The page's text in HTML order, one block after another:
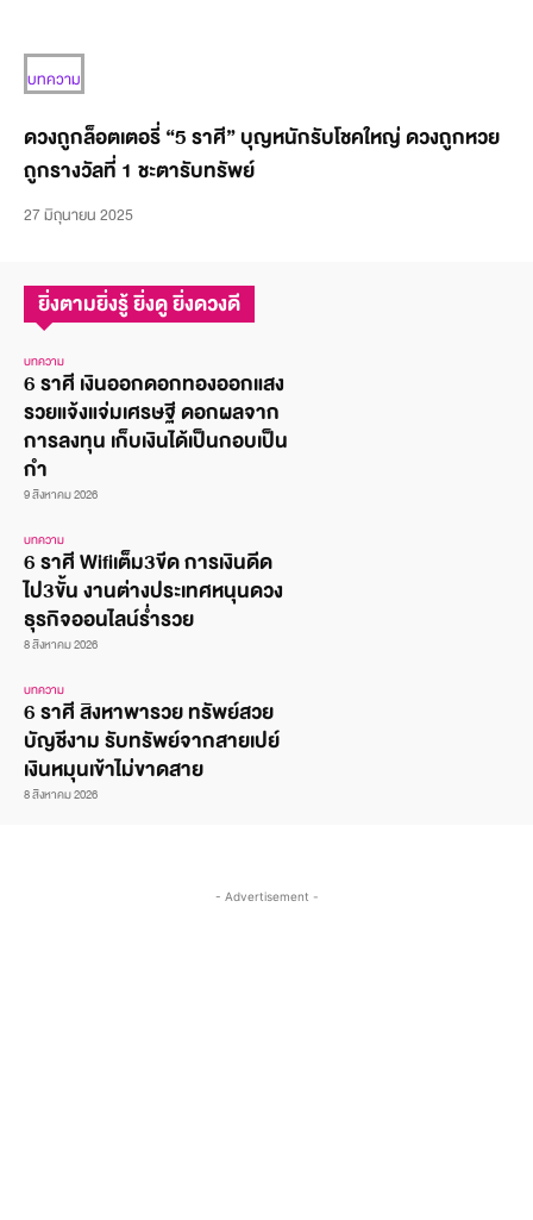
บทความ
ดวงถูกล็อตเตอรี่ “5 ราศี” บุญหนักรับโชคใหญ่ ดวงถูกหวย
ถูกรางวัลที่ 1 ชะตารับทรัพย์
27 มิถุนายน 2025
ยิ่งตามยิ่งรู้ ยิ่งดู ยิ่งดวงดี
บทความ
6 ราศี เงินออกดอกทองออกแสง
รวยแจ้งแจ่มเศรษฐี ดอกผลจาก
การลงทุน เก็บเงินได้เป็นกอบเป็น
กำ
9 สิงหาคม 2026
บทความ
6 ราศี Wifiเต็ม3ขีด การเงินดีด
ไป3ขั้น งานต่างประเทศหนุนดวง
ธุรกิจออนไลน์ร่ำรวย
8 สิงหาคม 2026
บทความ
6 ราศี สิงหาพารวย ทรัพย์สวย
บัญชีงาม รับทรัพย์จากสายเปย์
เงินหมุนเข้าไม่ขาดสาย
8 สิงหาคม 2026
- Advertisement -